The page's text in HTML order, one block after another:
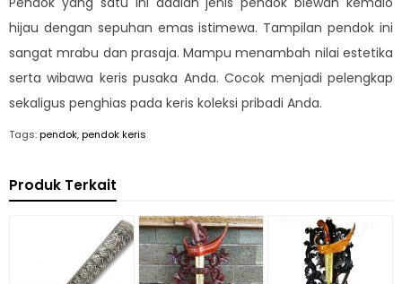
hijau dengan sepuhan emas istimewa. Tampilan pendok ini
sangat mrabu dan prasaja. Mampu menambah nilai estetika
serta wibawa keris pusaka Anda. Cocok menjadi pelengkap
sekaligus penghias pada keris koleksi pribadi Anda.
Tags:pendok,pendok keris
Produk Terkait